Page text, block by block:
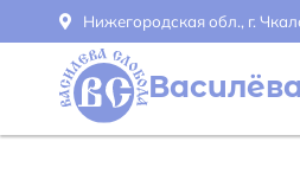
Нижегородская обл., г.